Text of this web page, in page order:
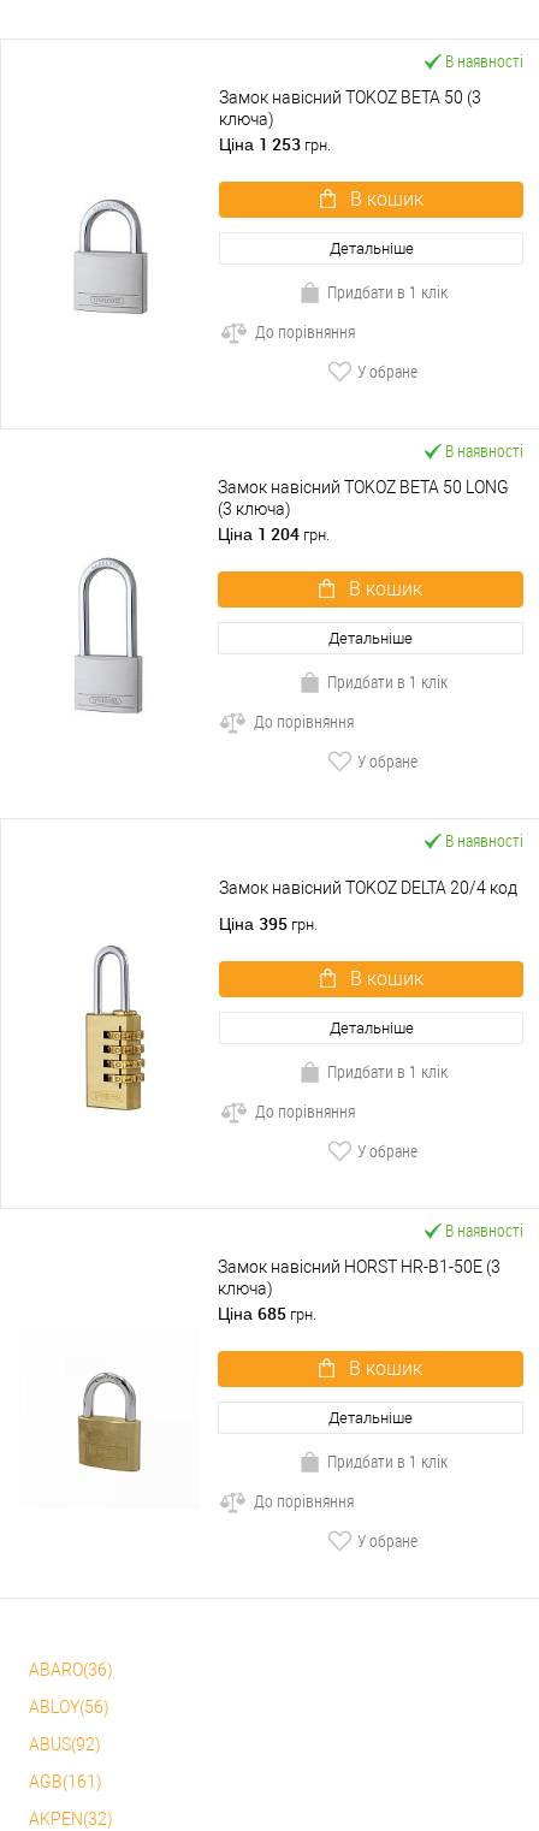
В наявності
Замок навісний TOKOZ BETA 50 (3
ключа)
Ціна 1 253 грн.
В кошик
Детальніше
Придбати в 1 клік
До порівняння
У обране
В наявності
Замок навісний TOKOZ BETA 50 LONG
(3 ключа)
Ціна 1 204 грн.
В кошик
Детальніше
Придбати в 1 клік
До порівняння
У обране
В наявності
Замок навісний TOKOZ DELTA 20/4 код
Ціна 395 грн.
В кошик
Детальніше
Придбати в 1 клік
До порівняння
У обране
В наявності
Замок навісний HORST HR-B1-50E (3
ключа)
Ціна 685 грн.
В кошик
Детальніше
Придбати в 1 клік
До порівняння
У обране
ABARO(36)
ABLOY(56)
ABUS(92)
AGB(161)
AKPEN(32)